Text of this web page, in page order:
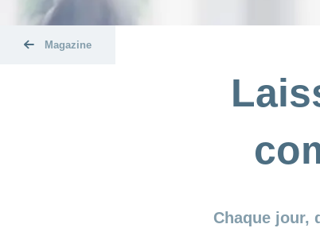
Magazine
Chaque jour,